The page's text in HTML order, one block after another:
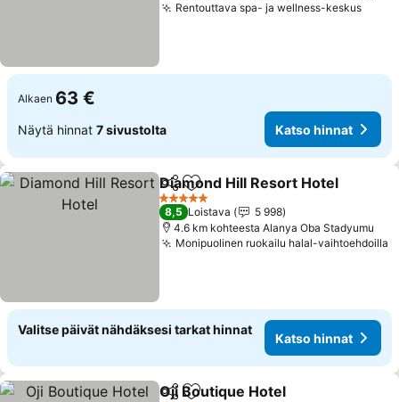
Rentouttava spa- ja wellness-keskus
Alkaen 63 €
Näytä hinnat 7 sivustolta Katso hinnat
Jaa Lisää suosikkeihin
Diamond Hill Resort Hotel
5 Tähtiluokitus
8,5 Loistava
5 998
4.6 km kohteesta Alanya Oba Stadyumu
Monipuolinen ruokailu halal-vaihtoehdoilla
Valitse päivät nähdäksesi tarkat hinnat
Katso hinnat
Oji Boutique Hotel